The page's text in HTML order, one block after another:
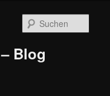
Blog